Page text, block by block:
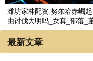
潍坊家林配资 努尔哈赤崛
由讨伐大明吗_女真_部落_
最新文章